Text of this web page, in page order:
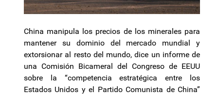
China manipula los precios de los minerales para
mantener su dominio del mercado mundial y
extorsionar al resto del mundo, dice un informe de
una Comisión Bicameral del Congreso de EEUU
sobre la “competencia estratégica entre los
Estados Unidos y el Partido Comunista de China”